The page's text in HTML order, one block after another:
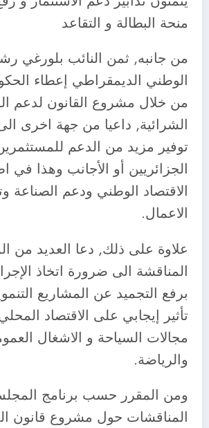
منحة البطالة و التقاعد
من جانبه, ثمن النائب بلورغي
الوطني الديمقراطي إعطاء
من خلال مشروع القانون لدعم
الشرائية, داعيا من جهة اخرى
توفير مزيد من الدعم
الجزائريين أو الأجانب وهذا في
الاقتصاد الوطني ودعم الصناعة
الاعمال.
علاوة على ذلك, دعا العديد من
المناقشة الى ضرورة اتخاذ
برفع التجميد عن المشاريع
تأثير إيجابي على الاقتصاد
مجالات السياحة و الاشغال
والرياضة.
ومن المقرر حسب برنامج